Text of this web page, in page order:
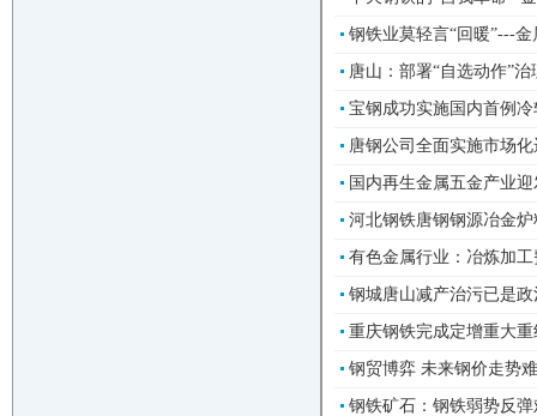
钢铁业莫轻言“回暖”---
唐山：部署“自选动作”
宝钢成功实施国内首例
唐钢公司全面实施市场
国内再生金属五金产业
河北钢铁唐钢钢源冶金
有色金属行业：冶炼加
钢城唐山减产治污已是
重庆钢铁完成定增重大
钢贸博弈 未来钢价走势
钢铁矿石：钢铁弱势反